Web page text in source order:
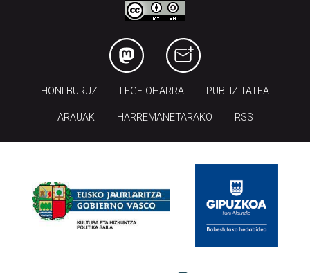
HONI BURUZ LEGE OHARRA PUBLIZITATEA
ARAUAK HARREMANETARAKO RSS